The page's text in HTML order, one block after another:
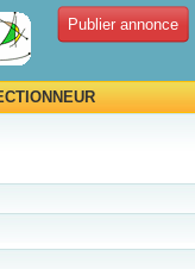
Publier annonce